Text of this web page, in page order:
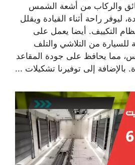
والركاب من أشعة الشمس
ليوفر راحة أثناء القيادة ويقلل
التكييف. أيضا يعمل على
للسيارة من التلاشي والتلف
مما يحافظ على جودة المقاعد
بالإضافة إلى توفيرنا تشكيلات ...